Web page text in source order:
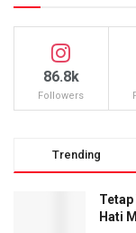
86.8k
Followers
Trending
Tetap
Hati